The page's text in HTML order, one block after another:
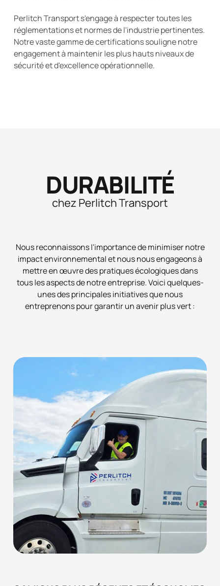
Perlitch Transport s'engage à respecter toutes les
réglementations et normes de l'industrie pertinentes.
Notre vaste gamme de certifications souligne notre
engagement à maintenir les plus hauts niveaux de
sécurité et d'excellence opérationnelle.
DURABILITÉ
chez Perlitch Transport
Nous reconnaissons l'importance de minimiser notre
impact environnemental et nous nous engageons à
mettre en œuvre des pratiques écologiques dans
tous les aspects de notre entreprise. Voici quelques-
unes des principales initiatives que nous
entreprenons pour garantir un avenir plus vert :